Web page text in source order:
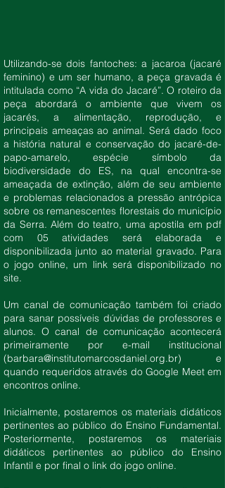
Utilizando-se dois fantoches: a jacaroa (jacaré
feminino) e um ser humano, a peça gravada é
intitulada como “A vida do Jacaré”. O roteiro da
peça abordará o ambiente que vivem os
jacarés, a alimentação, reprodução, e
principais ameaças ao animal. Será dado foco
a história natural e conservação do jacaré-de-
papo-amarelo, espécie símbolo da
biodiversidade do ES, na qual encontra-se
ameaçada de extinção, além de seu ambiente
e problemas relacionados a pressão antrópica
sobre os remanescentes florestais do município
da Serra. Além do teatro, uma apostila em pdf
com 05 atividades será elaborada e
disponibilizada junto ao material gravado. Para
o jogo online, um link será disponibilizado no
site.
Um canal de comunicação também foi criado
para sanar possíveis dúvidas de professores e
alunos. O canal de comunicação acontecerá
primeiramente por e-mail institucional
(barbara@institutomarcosdaniel.org.br) e
quando requeridos através do Google Meet em
encontros online.
Inicialmente, postaremos os materiais didáticos
pertinentes ao público do Ensino Fundamental.
Posteriormente, postaremos os materiais
didáticos pertinentes ao público do Ensino
Infantil e por final o link do jogo online.